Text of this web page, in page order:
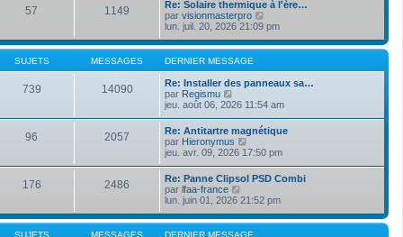
a
g
e
m
e
s
s
g
r
n
i
e
r
m
e
s
s
a
l
e
r
i
e
e
57 1149
Re: Solaire thermique à l'ère…
par visionmasterpro
o
r
d
e
r
n
i
e
m
e
s
a
g
e
lun. juil. 20, 2026 21:09 pm
SUJETS MESSAGES DERNIER MESSAGE
739 14090
Re: Installer des panneaux sa…
par Regismu
o
l
e
d
e
r
n
i
e
r
m
jeu. août 06, 2026 11:54 am
96 2057
Re: Antitartre magnétique
par Hieronymus
o
r
l
e
d
e
r
jeu. avr. 09, 2026 17:50 pm
176 2486
Re: Panne Clipsol PSD Combi
par lfaa-france
o
r
l
lun. juin 01, 2026 21:52 pm
SUJETS MESSAGES DERNIER MESSAGE